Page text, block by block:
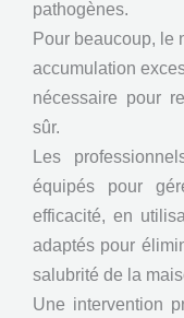
pathogènes.
Pour beaucoup, le
accumulation
nécessaire pour
sûr.
Les
équipés pour
efficacité, en
adaptés pour
salubrité de la
Une intervention